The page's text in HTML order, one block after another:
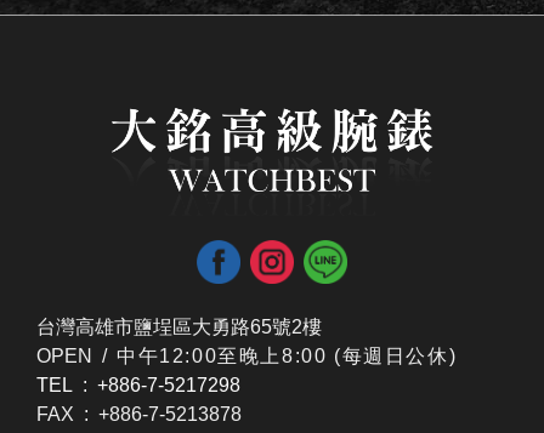
台灣高雄市鹽埕區大勇路65號2樓
OPEN / ​中午12:00至晚上8:00 (每週日公休)
TEL : +886-7-5217298
FAX : +886-7-5213878